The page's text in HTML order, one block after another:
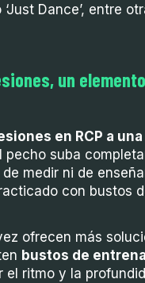
Dance’, entre
un
en RCP a
pecho suba
medir ni de
con bustos
ofrecen más
bustos de
el ritmo y la